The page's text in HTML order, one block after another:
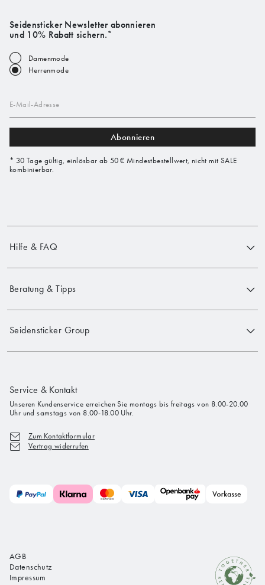
Seidensticker Newsletter abonnieren
und 10% Rabatt sichern.*
Damenmode
Herrenmode
E-Mail-Adresse
Abonnieren
* 30 Tage gültig, einlösbar ab 50 € Mindestbestellwert, nicht mit SALE
kombinierbar.
Hilfe & FAQ
Beratung & Tipps
Seidensticker Group
Service & Kontakt
Unseren Kundenservice erreichen Sie montags bis freitags von 8.00-20.00
Uhr und samstags von 8.00-18.00 Uhr.
Zum Kontaktformular
Vertrag widerrufen
AGB
Datenschutz
Impressum